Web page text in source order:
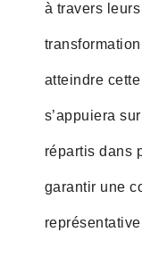
à travers
atteindre
s’appuiera
répartis dans
garantir une